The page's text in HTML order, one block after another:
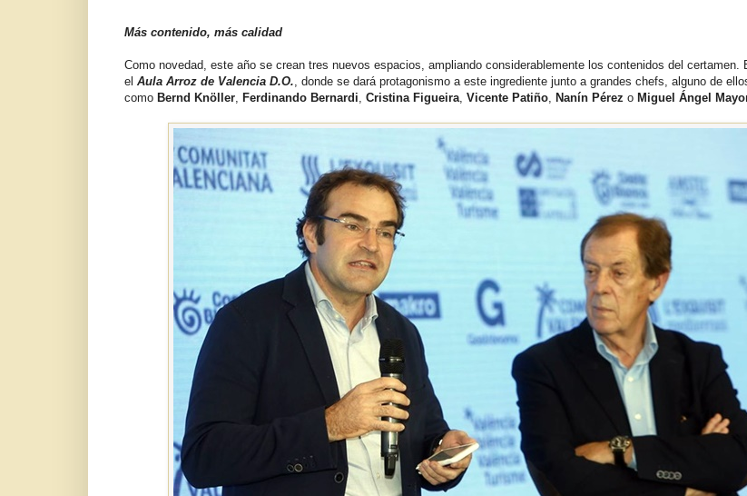
Más contenido, más calidad
Como novedad, este año se crean tres nuevos espacios, ampliando considerablemente los contenidos del certamen.
el Aula Arroz de Valencia D.O. , donde se dará protagonismo a este ingrediente junto a grandes chefs, alguno de
como Bernd Knöller Ferdinando Bernardi Cristina Figueira Vicente Patiño Nanín Pérez o Miguel Ángel